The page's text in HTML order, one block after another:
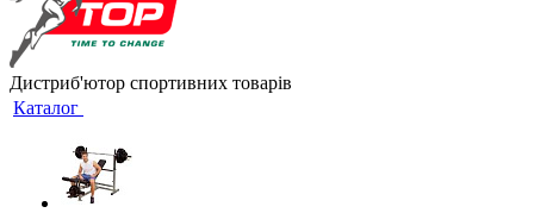
Дистриб'ютор спортивних товарів
Каталог